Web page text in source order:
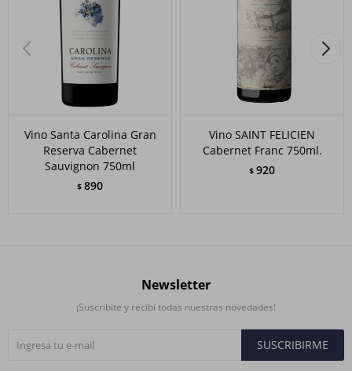
Vino Santa Carolina Gran
Reserva Cabernet
Sauvignon 750ml
$ 890
Vino SAINT FELICIEN
Cabernet Franc 750ml.
$ 920
Newsletter
¡Suscribite y recibí todas nuestras novedades!
SUSCRIBIRME